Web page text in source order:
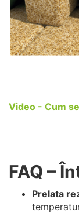
Video - Cum
FAQ –
Prelata